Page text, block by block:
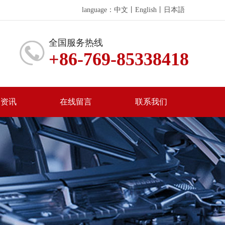
language： 中文 English 日本語
全国服务热线
+86-769-85338418
讯 在线留言 联系我们